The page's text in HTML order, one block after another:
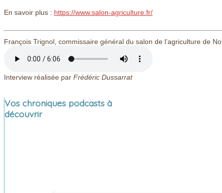
En savoir plus : https://www.salon-agriculture.fr/
François Trignol, commissaire général du salon de l’agriculture de
Interview réalisée par Frédéric Dussarrat
Vos chroniques podcasts à
découvrir